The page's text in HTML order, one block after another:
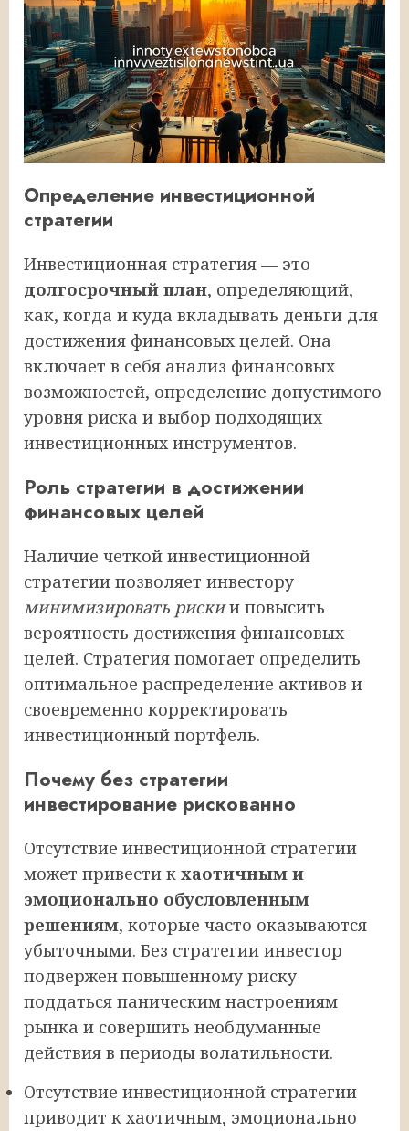
Определение инвестиционной
стратегии
Инвестиционная стратегия — это
долгосрочный план, определяющий,
как, когда и куда вкладывать деньги для
достижения финансовых целей. Она
включает в себя анализ финансовых
возможностей, определение допустимого
уровня риска и выбор подходящих
инвестиционных инструментов.
Роль стратегии в достижении
финансовых целей
Наличие четкой инвестиционной
стратегии позволяет инвестору
минимизировать рискии повысить
вероятность достижения финансовых
целей. Стратегия помогает определить
оптимальное распределение активов и
своевременно корректировать
инвестиционный портфель.
Почему без стратегии
инвестирование рискованно
Отсутствие инвестиционной стратегии
может привести к хаотичным и
эмоционально обусловленным
решениям, которые часто оказываются
убыточными. Без стратегии инвестор
подвержен повышенному риску
поддаться паническим настроениям
рынка и совершить необдуманные
действия в периоды волатильности.
Отсутствие инвестиционной стратегии
приводит к хаотичным, эмоционально